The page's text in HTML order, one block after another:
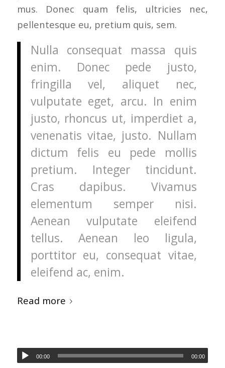
mus. Donec quam felis, ultricies nec,
pellentesque eu, pretium quis, sem.
Nulla consequat massa quis
enim. Donec pede justo,
fringilla vel, aliquet nec,
vulputate eget, arcu. In enim
justo, rhoncus ut, imperdiet a,
venenatis vitae, justo. Nullam
dictum felis eu pede mollis
pretium. Integer tincidunt.
Cras dapibus. Vivamus
elementum semper nisi.
Aenean vulputate eleifend
tellus. Aenean leo ligula,
porttitor eu, consequat vitae,
eleifend ac, enim.
Read more
00:00 00:00